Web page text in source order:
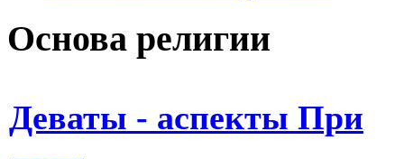
Основа религии
Деваты - аспекты При